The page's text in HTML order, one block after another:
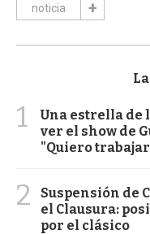
noticia
1
Una estrella de
ver el show de
"Quiero trabajar
2
Suspensión de
el Clausura:
por el clásico